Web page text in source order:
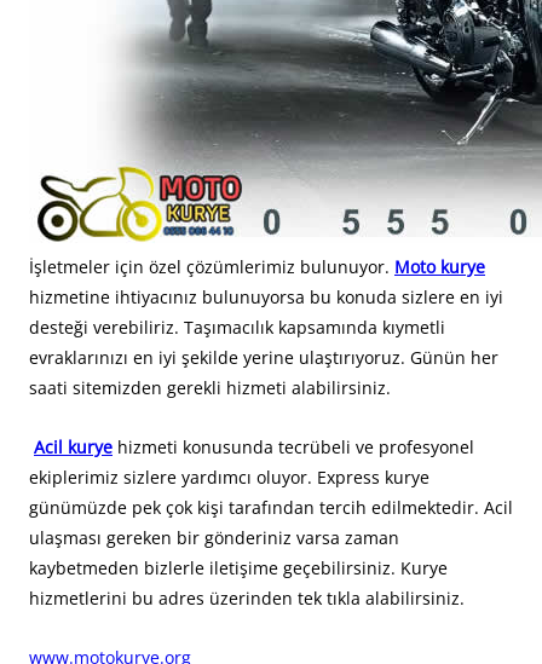
İşletmeler için özel çözümlerimiz bulunuyor. Moto kurye
hizmetine ihtiyacınız bulunuyorsa bu konuda sizlere en iyi
desteği verebiliriz. Taşımacılık kapsamında kıymetli
evraklarınızı en iyi şekilde yerine ulaştırıyoruz. Günün her
saati sitemizden gerekli hizmeti alabilirsiniz.
Acil kurye hizmeti konusunda tecrübeli ve profesyonel
ekiplerimiz sizlere yardımcı oluyor. Express kurye
günümüzde pek çok kişi tarafından tercih edilmektedir. Acil
ulaşması gereken bir gönderiniz varsa zaman
kaybetmeden bizlerle iletişime geçebilirsiniz. Kurye
hizmetlerini bu adres üzerinden tek tıkla alabilirsiniz.
www.motokurye.org